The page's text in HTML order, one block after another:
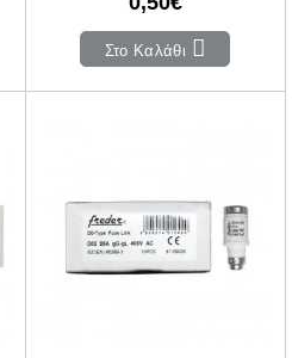
Στο Καλάθι